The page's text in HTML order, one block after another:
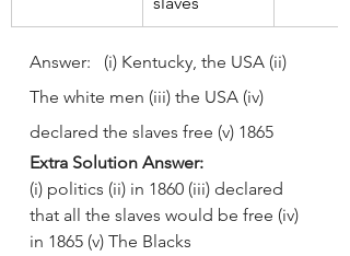
Answer:   (i) Kentucky, the USA (ii)
The white men (iii) the USA (iv)
declared the slaves free (v) 1865
Extra Solution Answer:
(i) politics (ii) in 1860 (iii) declared
that all the slaves would be free (iv)
in 1865 (v) The Blacks